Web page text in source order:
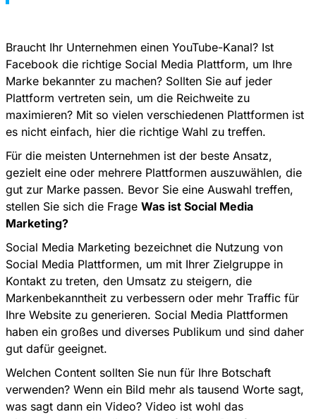
Braucht Ihr Unternehmen einen YouTube-Kanal? Ist
Facebook die richtige Social Media Plattform, um Ihre
Marke bekannter zu machen? Sollten Sie auf jeder
Plattform vertreten sein, um die Reichweite zu
maximieren? Mit so vielen verschiedenen Plattformen ist
es nicht einfach, hier die richtige Wahl zu treffen.
Für die meisten Unternehmen ist der beste Ansatz,
gezielt eine oder mehrere Plattformen auszuwählen, die
gut zur Marke passen. Bevor Sie eine Auswahl treffen,
stellen Sie sich die Frage Was ist Social Media
Marketing?
Social Media Marketing bezeichnet die Nutzung von
Social Media Plattformen, um mit Ihrer Zielgruppe in
Kontakt zu treten, den Umsatz zu steigern, die
Markenbekanntheit zu verbessern oder mehr Traffic für
Ihre Website zu generieren. Social Media Plattformen
haben ein großes und diverses Publikum und sind daher
gut dafür geeignet.
Welchen Content sollten Sie nun für Ihre Botschaft
verwenden? Wenn ein Bild mehr als tausend Worte sagt,
was sagt dann ein Video? Video ist wohl das